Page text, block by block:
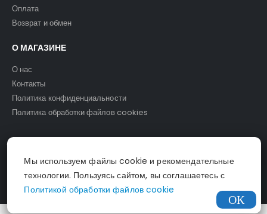
Оплата
Возврат и обмен
О МАГАЗИНЕ
О нас
Контакты
Политика конфиденциальности
Политика обработки файлов cookies
© Светомузыка. 2025.
Мы используем файлы cookie и рекомендательные
технологии. Пользуясь сайтом, вы соглашаетесь с
Политикой обработки файлов cookie